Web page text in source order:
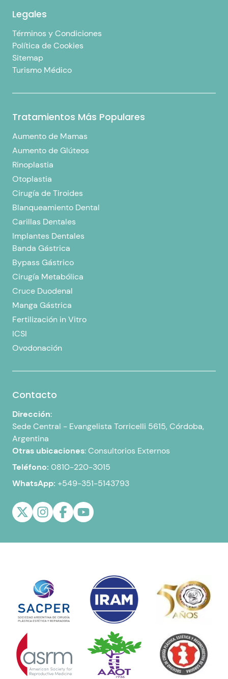
Legales
Términos y Condiciones
Política de Cookies
Sitemap
Turismo Médico
Tratamientos Más Populares
Aumento de Mamas
Aumento de Glúteos
Rinoplastia
Otoplastia
Cirugía de Tiroides
Blanqueamiento Dental
Carillas Dentales
Implantes Dentales
Banda Gástrica
Bypass Gástrico
Cirugía Metabólica
Cruce Duodenal
Manga Gástrica
Fertilización in Vitro
ICSI
Ovodonación
Contacto
Dirección:
Sede Central - Evangelista Torricelli 5615, Córdoba,
Argentina
Otras ubicaciones:Consultorios Externos
Teléfono: 0810-220-3015
WhatsApp: +549-351-5143793